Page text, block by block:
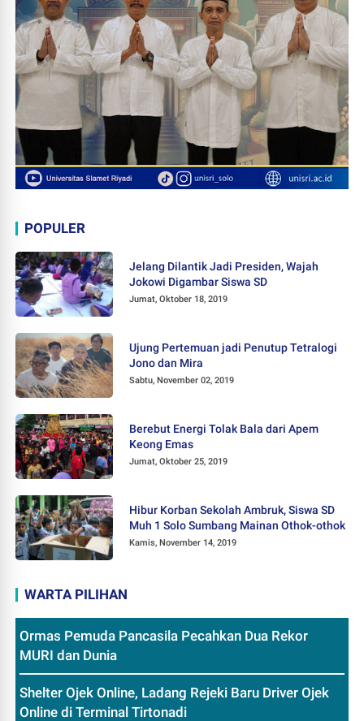
POPULER
Jelang Dilantik Jadi Presiden, Wajah
Jokowi Digambar Siswa SD
Jumat, Oktober 18, 2019
Ujung Pertemuan jadi Penutup Tetralogi
Jono dan Mira
Sabtu, November 02, 2019
Berebut Energi Tolak Bala dari Apem
Keong Emas
Jumat, Oktober 25, 2019
Hibur Korban Sekolah Ambruk, Siswa SD
Muh 1 Solo Sumbang Mainan Othok-othok
Kamis, November 14, 2019
WARTA PILIHAN
Ormas Pemuda Pancasila Pecahkan Dua Rekor
MURI dan Dunia
Shelter Ojek Online, Ladang Rejeki Baru Driver Ojek
Online di Terminal Tirtonadi